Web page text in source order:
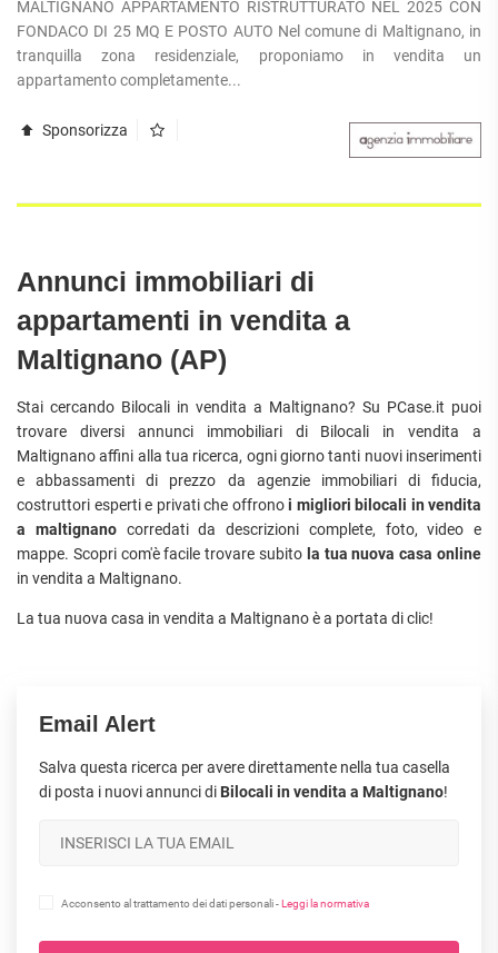
QUADRILOCALI
ATTICI
CASE
VILLE
CASALI
UFFICI
ATTIVITÀ
COMMERCIALI
GESTIONE
APPARTAMENTI
PIANO
ALTO
APPARTAMENTI
APPARTAMENTI
METROPOLITANA
A
MALTIGNANO APPARTAMENTO RISTRUTTURATO NEL 2025 CON
FONDACO DI 25 MQ E POSTO AUTO Nel comune di Maltignano, in
tranquilla zona residenziale, proponiamo in vendita un
appartamento completamente...
Sponsorizza
Annunci immobiliari di
appartamenti in vendita a
Maltignano (AP)
Stai cercando Bilocali in vendita a Maltignano? Su PCase.it puoi
trovare diversi annunci immobiliari di Bilocali in vendita a
Maltignano affini alla tua ricerca, ogni giorno tanti nuovi inserimenti
e abbassamenti di prezzo da agenzie immobiliari di fiducia,
costruttori esperti e privati che offronoi migliori bilocali in vendita
a maltignanocorredati da descrizioni complete, foto, video e
mappe. Scopri com'è facile trovare subito la tua nuova casa online
in vendita a Maltignano.
La tua nuova casa in vendita a Maltignano è a portata di clic!
Email Alert
Salva questa ricerca per avere direttamente nella tua casella
di posta i nuovi annunci di Bilocali in vendita a Maltignano!
Acconsento al trattamento dei dati personali -Leggi la normativa